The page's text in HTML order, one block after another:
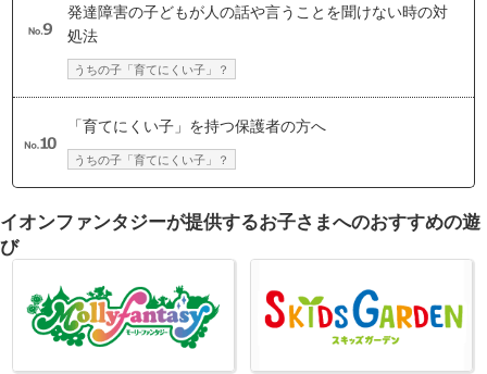
発達障害の子どもが人の話や言うことを聞けない時の対
処法
うちの子「育てにくい子」？
「育てにくい子」を持つ保護者の方へ
うちの子「育てにくい子」？
イオンファンタジーが提供するお子さまへのおすすめの遊
び